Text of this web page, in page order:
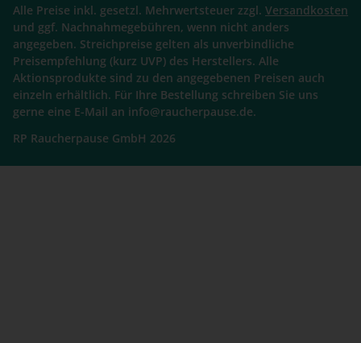
Alle Preise inkl. gesetzl. Mehrwertsteuer zzgl. Versandkosten
und ggf. Nachnahmegebühren, wenn nicht anders
angegeben. Streichpreise gelten als unverbindliche
Preisempfehlung (kurz UVP) des Herstellers. Alle
Aktionsprodukte sind zu den angegebenen Preisen auch
einzeln erhältlich. Für Ihre Bestellung schreiben Sie uns
gerne eine E-Mail an info@raucherpause.de.
RP Raucherpause GmbH 2026